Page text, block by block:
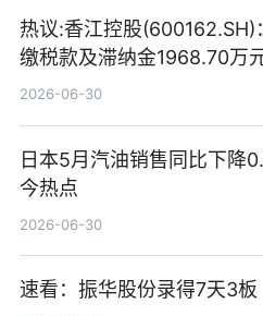
热议:香江控股(600162.SH)
缴税款及滞纳金1968.70万
2026-06-30
日本5月汽油销售同比下降
今热点
2026-06-30
速看：振华股份录得7天3板